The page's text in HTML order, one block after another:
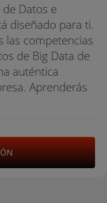
de Datos e
diseñado para ti.
las competencias
de Big Data de
auténtica
Aprenderás